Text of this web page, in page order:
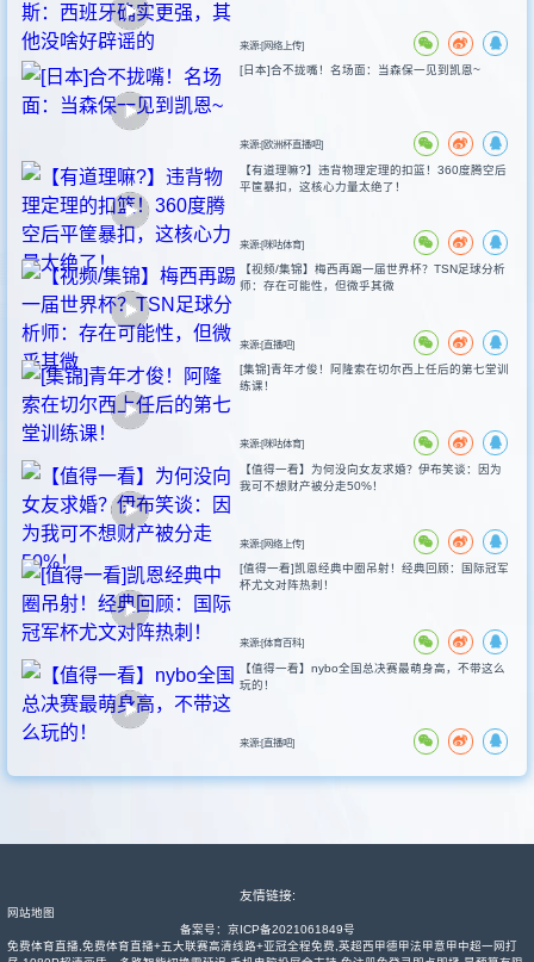
来源:[网络上传]
[日本]合不拢嘴！名场面：当森保一见到凯恩~
来源:[欧洲杯直播吧]
【有道理嘛?】违背物理定理的扣篮！360度腾空后
平筐暴扣，这核心力量太绝了！
来源:[咪咕体育]
【视频/集锦】梅西再踢一届世界杯？TSN足球分析
师：存在可能性，但微乎其微
来源:[直播吧]
[集锦]青年才俊！阿隆索在切尔西上任后的第七堂训
练课！
来源:[咪咕体育]
【值得一看】为何没向女友求婚？伊布笑谈：因为
我可不想财产被分走50%！
来源:[网络上传]
[值得一看]凯恩经典中圈吊射！经典回顾：国际冠军
杯尤文对阵热刺！
来源:[体育百科]
【值得一看】nybo全国总决赛最萌身高，不带这么
玩的！
来源:[直播吧]
友情链接:
网站地图
备案号： 京ICP备2021061849号
免费体育直播,免费体育直播+五大联赛高清线路+亚冠全程免费,英超西甲德甲法甲意甲中超一网打